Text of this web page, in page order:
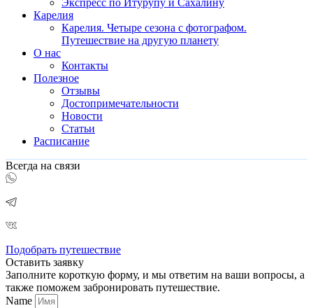
Экспресс по Итурупу и Сахалину
Карелия
Карелия. Четыре сезона с фотографом.
Путешествие на другую планету
О нас
Контакты
Полезное
Отзывы
Достопримечательности
Новости
Статьи
Расписание
Всегда на связи
Подобрать путешествие
Оставить заявку
Заполните короткую форму, и мы ответим на ваши вопросы, а
также поможем забронировать путешествие.
Name